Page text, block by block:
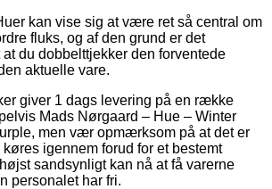
kan vise sig at være ret så central om
fluks, og af den grund er det
du dobbelttjekker den forventede
aktuelle vare.
giver 1 dags levering på en række
Mads Nørgaard – Hue – Winter
men vær opmærksom på at det er
igennem forud for et bestemt
sandsynligt kan nå at få varerne
personalet har fri.